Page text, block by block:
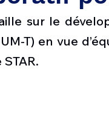
Défense sol-
sur le
T) en vue